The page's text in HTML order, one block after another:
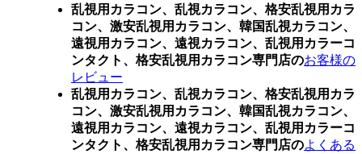
乱視用カラコン、乱視カラコン、格安乱視用カラ
コン、激安乱視用カラコン、韓国乱視カラコン、
遠視用カラコン、遠視カラコン、乱視用カラーコ
ンタクト、格安乱視用カラコン専門店のお客様の
レビュー
乱視用カラコン、乱視カラコン、格安乱視用カラ
コン、激安乱視用カラコン、韓国乱視カラコン、
遠視用カラコン、遠視カラコン、乱視用カラーコ
ンタクト、格安乱視用カラコン専門店のよくある